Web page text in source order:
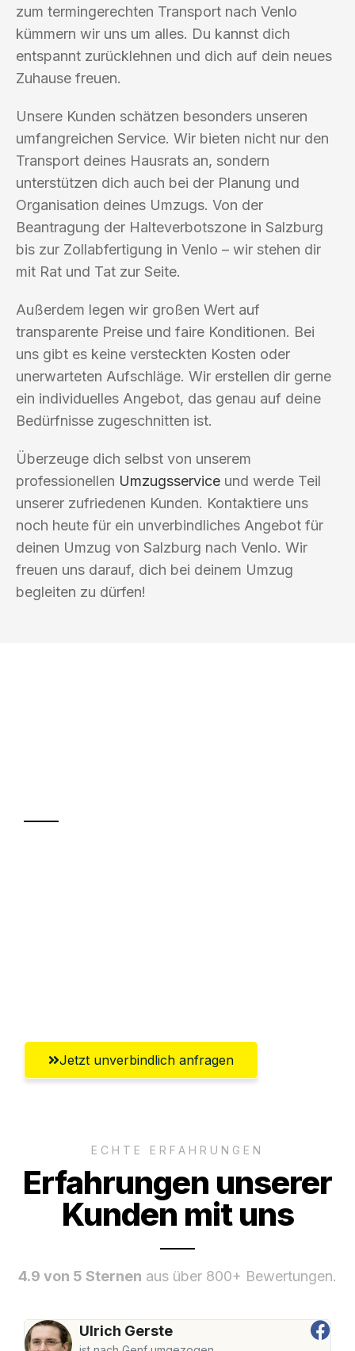
zum termingerechten Transport nach Venlo
kümmern wir uns um alles. Du kannst dich
entspannt zurücklehnen und dich auf dein neues
Zuhause freuen.
Unsere Kunden schätzen besonders unseren
umfangreichen Service. Wir bieten nicht nur den
Transport deines Hausrats an, sondern
unterstützen dich auch bei der Planung und
Organisation deines Umzugs. Von der
Beantragung der Halteverbotszone in Salzburg
bis zur Zollabfertigung in Venlo – wir stehen dir
mit Rat und Tat zur Seite.
Außerdem legen wir großen Wert auf
transparente Preise und faire Konditionen. Bei
uns gibt es keine versteckten Kosten oder
unerwarteten Aufschläge. Wir erstellen dir gerne
ein individuelles Angebot, das genau auf deine
Bedürfnisse zugeschnitten ist.
Überzeuge dich selbst von unserem
professionellen Umzugsservice und werde Teil
unserer zufriedenen Kunden. Kontaktiere uns
noch heute für ein unverbindliches Angebot für
deinen Umzug von Salzburg nach Venlo. Wir
freuen uns darauf, dich bei deinem Umzug
begleiten zu dürfen!
Jetzt unverbindlich anfragen
ECHTE ERFAHRUNGEN
Erfahrungen unserer
Kunden mit uns
4.9 von 5 Sternen aus über 800+ Bewertungen.
Ulrich Gerste